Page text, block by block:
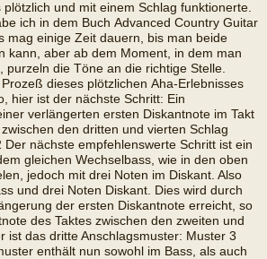
und mit einem Schlag funktionerte.
ich in dem Buch Advanced Country Guitar
mag einige Zeit dauern, bis man beide
kann, aber ab dem Moment, in dem man
die Töne an die richtige Stelle.
dieses plötzlichen Aha-Erlebnisses
hier ist der nächste Schritt: Ein
verlängerten ersten Diskantnote im Takt
den dritten und vierten Schlag
nächste empfehlenswerte Schritt ist ein
gleichen Wechselbass, wie in den oben
jedoch mit drei Noten im Diskant. Also 
und drei Noten Diskant. Dies wird durch
der ersten Diskantnote erreicht, so
des Taktes zwischen den zweiten und
ist das dritte Anschlagsmuster: Muster 3
enthält nun sowohl im Bass, als auch